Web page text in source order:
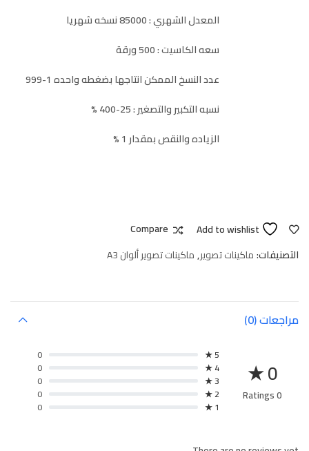
المعدل الشهري : 85000 نسخه شهريا
سعه الكاسيت : 500 ورقة
عدد النسخ الممكن انتاجها بضغطه واحده 1-999
نسبه التكبير والتصغير : 25-400 %
الزياده والنقص بمقدار 1 %
Add to wishlist
Compare
التصنيفات:ماكينات تصوير,ماكينات تصوير ألوان A3
مراجعات (0)
0 ★
0 Ratings
5 ★
0
4 ★
0
3 ★
0
2 ★
0
1 ★
0